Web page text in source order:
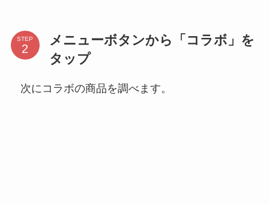
STEP
メニューボタンから「コラボ」を
タップ
次にコラボの商品を調べます。